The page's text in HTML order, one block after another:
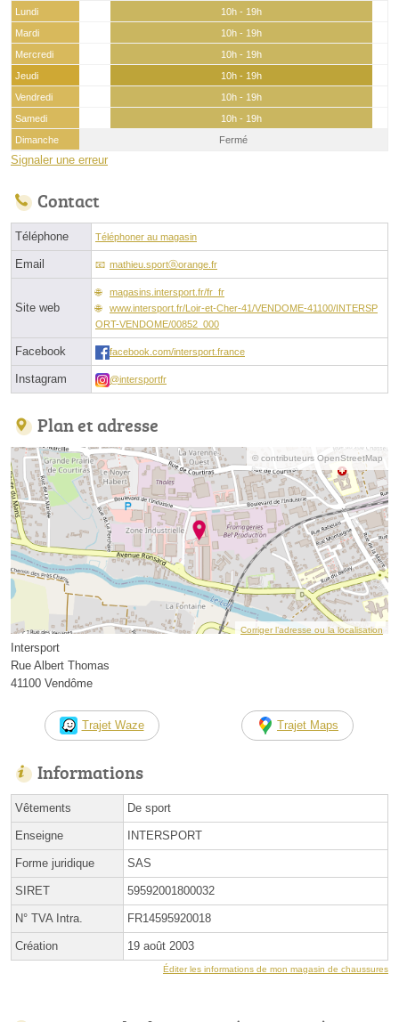
Lundi
10h - 19h
Mardi
10h - 19h
Mercredi
10h - 19h
Jeudi
10h - 19h
Vendredi
10h - 19h
Samedi
10h - 19h
Dimanche
Fermé
Signaler une erreur
Contact
Téléphone Téléphoner au magasin
Email mathieu.sportⓐorange.fr
Site web
magasins.intersport.fr/fr_fr
www.intersport.fr/Loir-et-Cher-41/VENDOME-41100/INTERSP
ORT-VENDOME/00852_000
Facebook facebook.com/intersport.france
Instagram @intersportfr
Plan et adresse
© contributeurs OpenStreetMap
Corriger l’adresse ou la localisation
Intersport
Rue Albert Thomas
41100 Vendôme
Trajet Waze Trajet Maps
Informations
Vêtements De sport
Enseigne INTERSPORT
Forme juridique SAS
SIRET 59592001800032
N° TVA Intra. FR14595920018
Création 19 août 2003
Éditer les informations de mon magasin de chaussures